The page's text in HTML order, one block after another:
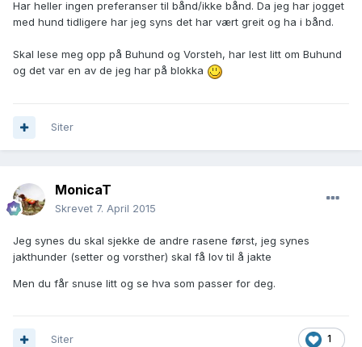
Har heller ingen preferanser til bånd/ikke bånd. Da jeg har jogget
med hund tidligere har jeg syns det har vært greit og ha i bånd.
Skal lese meg opp på Buhund og Vorsteh, har lest litt om Buhund
og det var en av de jeg har på blokka
Siter
MonicaT
Skrevet 7. April 2015
Jeg synes du skal sjekke de andre rasene først, jeg synes
jakthunder (setter og vorsther) skal få lov til å jakte
Men du får snuse litt og se hva som passer for deg.
1
Siter